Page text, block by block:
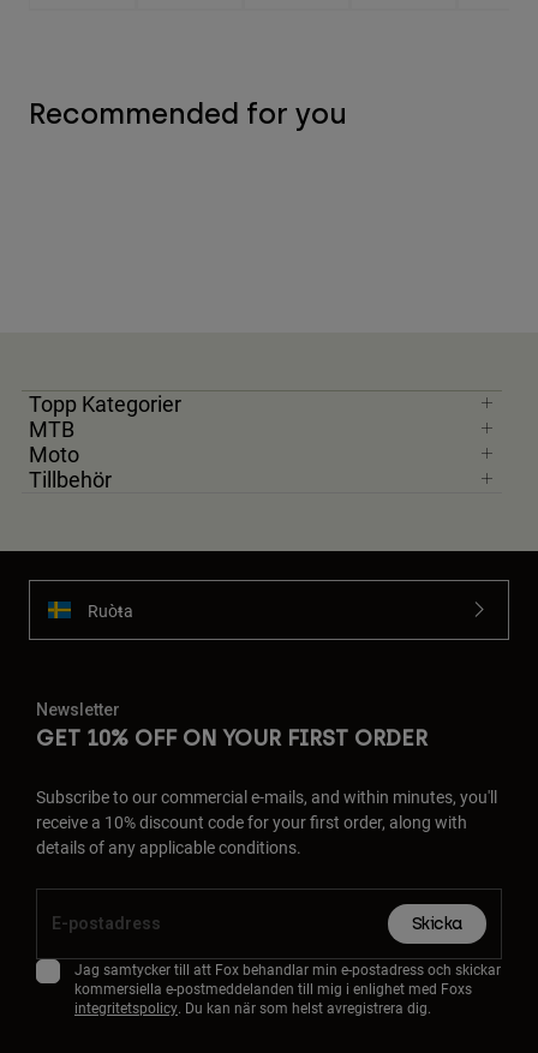
Recommended for you
Topp Kategorier
MTB
Moto
Tillbehör
Ruoŧŧa
Newsletter
GET 10% OFF ON YOUR FIRST ORDER
Subscribe to our commercial e-mails, and within minutes, you'll
receive a 10% discount code for your first order, along with
details of any applicable conditions.
Skicka
Jag samtycker till att Fox behandlar min e-postadress och skickar
kommersiella e-postmeddelanden till mig i enlighet med Foxs
integritetspolicy. Du kan när som helst avregistrera dig.